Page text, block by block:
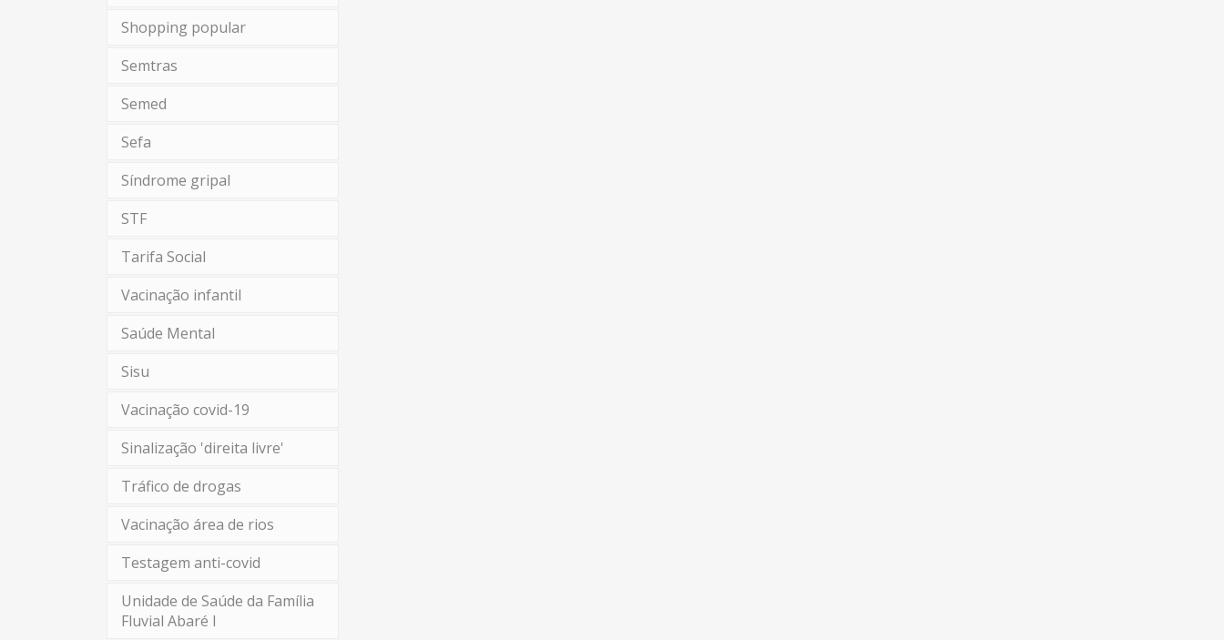
Shopping popular
Semtras
Semed
Sefa
Síndrome gripal
STF
Tarifa Social
Vacinação infantil
Saúde Mental
Sisu
Vacinação covid-19
Sinalização 'direita livre'
Tráfico de drogas
Vacinação área de rios
Testagem anti-covid
Unidade de Saúde da Família
Fluvial Abaré I